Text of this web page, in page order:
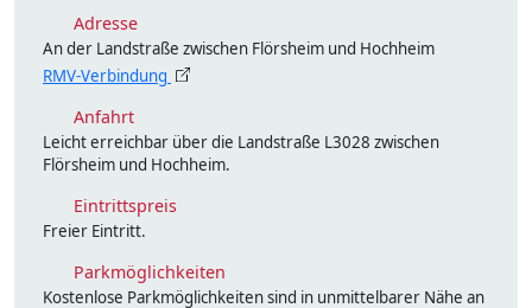
Adresse
An der Landstraße zwischen Flörsheim und Hochheim
RMV-Verbindung
Anfahrt
Leicht erreichbar über die Landstraße L3028 zwischen
Flörsheim und Hochheim.
Eintrittspreis
Freier Eintritt.
Parkmöglichkeiten
Kostenlose Parkmöglichkeiten sind in unmittelbarer Nähe an